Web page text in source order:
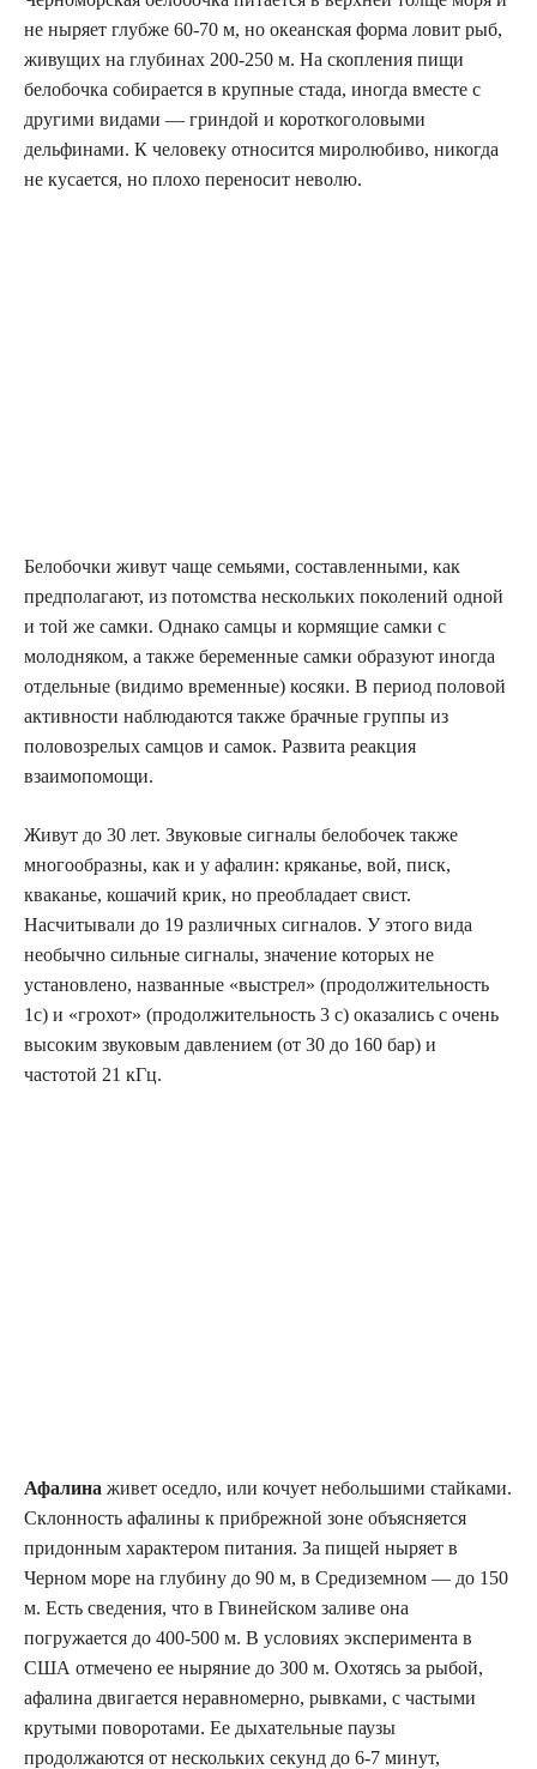
не ныряет глубже 60-70 м, но океанская форма ловит рыб,
живущих на глубинах 200-250 м. На скопления пищи
белобочка собирается в крупные стада, иногда вместе с
другими видами — гриндой и короткоголовыми
дельфинами. К человеку относится миролюбиво, никогда
не кусается, но плохо переносит неволю.
Белобочки живут чаще семьями, составленными, как
предполагают, из потомства нескольких поколений одной
и той же самки. Однако самцы и кормящие самки с
молодняком, а также беременные самки образуют иногда
отдельные (видимо временные) косяки. В период половой
активности наблюдаются также брачные группы из
половозрелых самцов и самок. Развита реакция
взаимопомощи.
Живут до 30 лет. Звуковые сигналы белобочек также
многообразны, как и у афалин: кряканье, вой, писк,
кваканье, кошачий крик, но преобладает свист.
Насчитывали до 19 различных сигналов. У этого вида
необычно сильные сигналы, значение которых не
установлено, названные «выстрел» (продолжительность
1с) и «грохот» (продолжительность 3 с) оказались с очень
высоким звуковым давлением (от 30 до 160 бар) и
частотой 21 кГц.
Афалина живет оседло, или кочует небольшими стайками.
Склонность афалины к прибрежной зоне объясняется
придонным характером питания. За пищей ныряет в
Черном море на глубину до 90 м, в Средиземном — до 150
м. Есть сведения, что в Гвинейском заливе она
погружается до 400-500 м. В условиях эксперимента в
США отмечено ее ныряние до 300 м. Охотясь за рыбой,
афалина двигается неравномерно, рывками, с частыми
крутыми поворотами. Ее дыхательные паузы
продолжаются от нескольких секунд до 6-7 минут,